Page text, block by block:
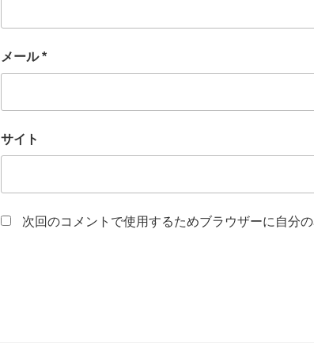
メール*
サイト
次回のコメントで使用するためブラウザーに自分